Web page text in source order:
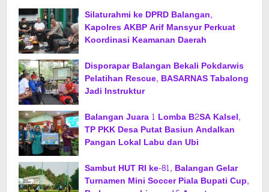
Silaturahmi ke DPRD Balangan,
Kapolres AKBP Arif Mansyur Perkuat
Koordinasi Keamanan Daerah
Disporapar Balangan Bekali Pokdarwis
Pelatihan Rescue, BASARNAS Tabalong
Jadi Instruktur
Balangan Juara 1 Lomba B2SA Kalsel,
TP PKK Desa Putat Basiun Andalkan
Pangan Lokal Labu dan Ubi
Sambut HUT RI ke-81, Balangan Gelar
Turnamen Mini Soccer Piala Bupati Cup,